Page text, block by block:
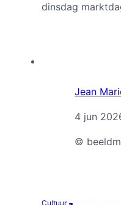
dinsdag
Jean
4 jun
©
Cultuur